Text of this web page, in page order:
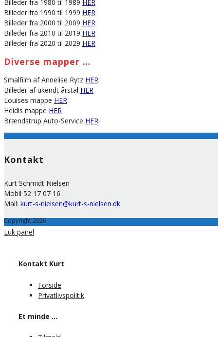
Billeder fra 1980 til 1989 HER
Billeder fra 1990 til 1999 HER
Billeder fra 2000 til 2009 HER
Billeder fra 2010 til 2019 HER
Billeder fra 2020 til 2029 HER
Diverse mapper …
Smalfilm af Annelise Rytz HER
Billeder af ukendt årstal HER
Louises mappe HER
Heidis mappe HER
Brændstrup Auto-Service HER
Kontakt
Kurt Schmidt Nielsen
Mobil 52 17 07 16
Mail: kurt-s-nielsen@kurt-s-nielsen.dk
Copyright 2026
Luk panel
Kontakt Kurt
Forside
Privatlivspolitik
Et minde …